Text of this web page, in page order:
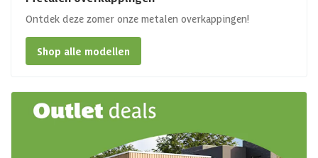
Ontdek deze zomer onze metalen overkappingen!
Shop alle modellen